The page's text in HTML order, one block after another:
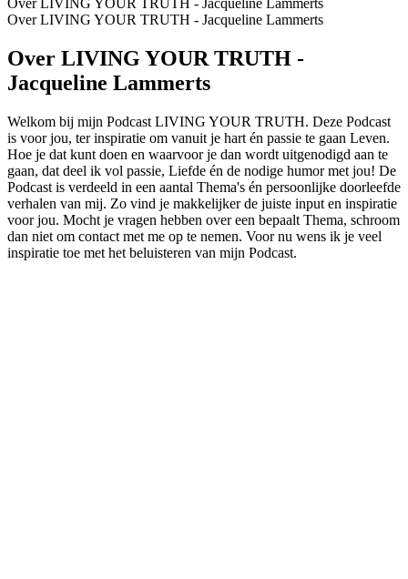
Over LIVING YOUR TRUTH - Jacqueline Lammerts
Over LIVING YOUR TRUTH - Jacqueline Lammerts
Over LIVING YOUR TRUTH -
Jacqueline Lammerts
Welkom bij mijn Podcast LIVING YOUR TRUTH. Deze Podcast
is voor jou, ter inspiratie om vanuit je hart én passie te gaan Leven.
Hoe je dat kunt doen en waarvoor je dan wordt uitgenodigd aan te
gaan, dat deel ik vol passie, Liefde én de nodige humor met jou! De
Podcast is verdeeld in een aantal Thema's én persoonlijke doorleefde
verhalen van mij. Zo vind je makkelijker de juiste input en inspiratie
voor jou. Mocht je vragen hebben over een bepaalt Thema, schroom
dan niet om contact met me op te nemen. Voor nu wens ik je veel
inspiratie toe met het beluisteren van mijn Podcast.